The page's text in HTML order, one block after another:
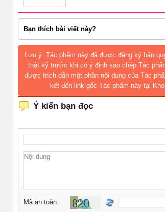
Bạn thích bài viết này?
Lưu ý: Tác phẩm này đã được đăng ký bản
thật kỹ trước khi có ý định sao chép Tác
được trích dẫn một phần nội dung của Tác
kết đến link gốc Tác phẩm này tại